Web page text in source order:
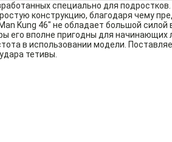
специально для
конструкцию, благодаря чему
Kung 46" не обладает большой
его вполне пригодны для начинающих
в использовании модели.
тетивы.